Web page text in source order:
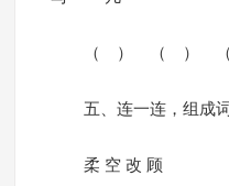
（ ） （ ） （
五、连一连，组成词
柔 空 改 顾